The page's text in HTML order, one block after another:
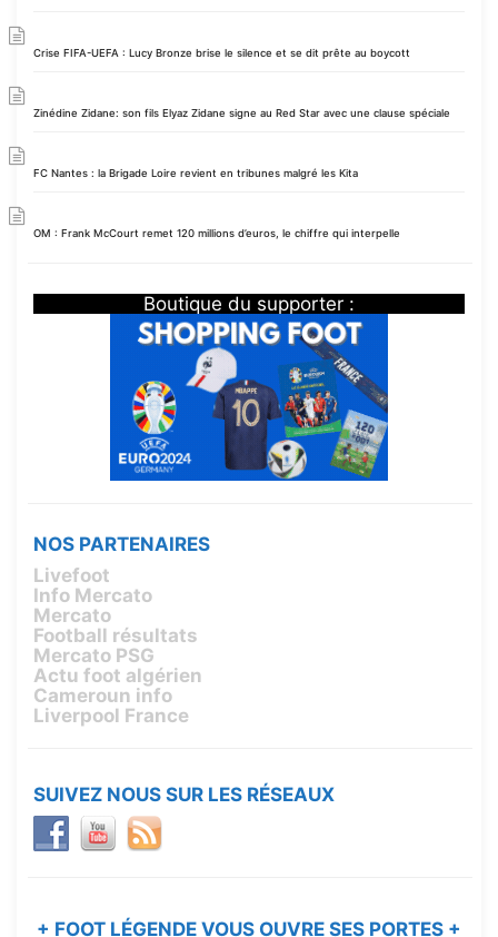
Crise FIFA-UEFA : Lucy Bronze brise le silence et se dit prête au boycott
Zinédine Zidane: son fils Elyaz Zidane signe au Red Star avec une clause spéciale
FC Nantes : la Brigade Loire revient en tribunes malgré les Kita
OM : Frank McCourt remet 120 millions d’euros, le chiffre qui interpelle
Boutique du supporter :
NOS PARTENAIRES
Livefoot
Info Mercato
Mercato
Football résultats
Mercato PSG
Actu foot algérien
Cameroun info
Liverpool France
SUIVEZ NOUS SUR LES RÉSEAUX
+ FOOT LÉGENDE VOUS OUVRE SES PORTES +